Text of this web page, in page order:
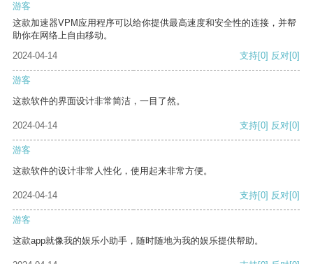
游客
这款加速器VPM应用程序可以给你提供最高速度和安全性的连接，并帮
助你在网络上自由移动。
2024-04-14
支持[0] 反对[0]
游客
这款软件的界面设计非常简洁，一目了然。
2024-04-14 支持[0] 反对[0]
游客
这款软件的设计非常人性化，使用起来非常方便。
2024-04-14 支持[0] 反对[0]
游客
这款app就像我的娱乐小助手，随时随地为我的娱乐提供帮助。